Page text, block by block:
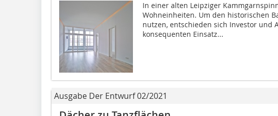
In einer alten Leipziger
Wohneinheiten. Um den historischen
nutzen, entschieden sich Investor und
konsequenten Einsatz...
Ausgabe Der Entwurf 02/2021